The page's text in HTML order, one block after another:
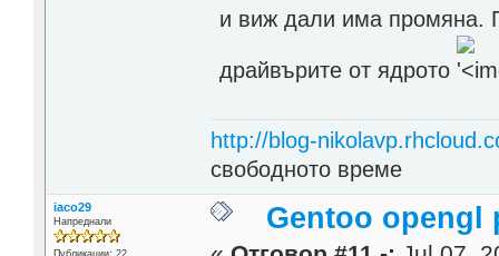
и виж дали има промяна.
драйвърите от ядрото
http://blog-
свободното време
iaco29
Напреднали Gentoo opengl